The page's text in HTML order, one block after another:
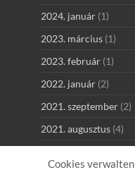
Cookies verwalten
2024. január (1)
2023. március (1)
2023. február (1)
2022. január (2)
2021. szeptember (2)
2021. augusztus (4)